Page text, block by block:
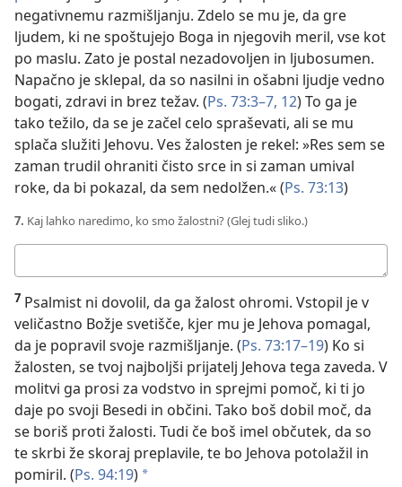
negativnemu razmišljanju. Zdelo se mu je, da gre
ljudem, ki ne spoštujejo Boga in njegovih meril, vse kot
po maslu. Zato je postal nezadovoljen in ljubosumen.
Napačno je sklepal, da so nasilni in ošabni ljudje vedno
bogati, zdravi in brez težav. (Ps. 73:3–7, 12) To ga je
tako težilo, da se je začel celo spraševati, ali se mu
splača služiti Jehovu. Ves žalosten je rekel: »Res sem se
zaman trudil ohraniti čisto srce in si zaman umival
roke, da bi pokazal, da sem nedolžen.« (Ps. 73:13)
7. Kaj lahko naredimo, ko smo žalostni? (Glej tudi sliko.)
odgovor:
7 Psalmist ni dovolil, da ga žalost ohromi. Vstopil je v
veličastno Božje svetišče, kjer mu je Jehova pomagal,
da je popravil svoje razmišljanje. (Ps. 73:17–19) Ko si
žalosten, se tvoj najboljši prijatelj Jehova tega zaveda. V
molitvi ga prosi za vodstvo in sprejmi pomoč, ki ti jo
daje po svoji Besedi in občini. Tako boš dobil moč, da
se boriš proti žalosti. Tudi če boš imel občutek, da so
te skrbi že skoraj preplavile, te bo Jehova potolažil in
pomiril. (Ps. 94:19) a